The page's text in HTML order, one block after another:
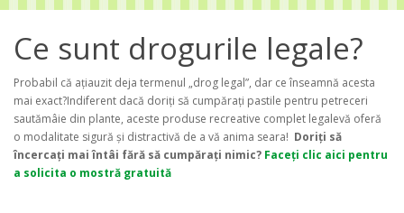
Ce sunt drogurile legale?
Probabil că ațiauzit deja termenul „drog legal”, dar ce înseamnă acesta
mai exact?Indiferent dacă doriți să cumpărați pastile pentru petreceri
sautămâie din plante, aceste produse recreative complet legalevă oferă
o modalitate sigură și distractivă de a vă anima seara! Doriți să
încercați mai întâi fără să cumpărați nimic? Faceți clic aici pentru
a solicita o mostră gratuită